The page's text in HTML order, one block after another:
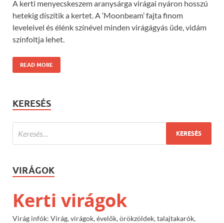
A kerti menyecskeszem aranysárga virágai nyáron hosszú
hetekig díszítik a kertet. A ‘Moonbeam’ fajta finom
leveleivel és élénk színével minden virágágyás üde, vidám
színfoltja lehet.
READ MORE
KERESÉS
VIRÁGOK
Kerti virágok
Virág infók: Virág, virágok, évelők, örökzöldek, talajtakarók,